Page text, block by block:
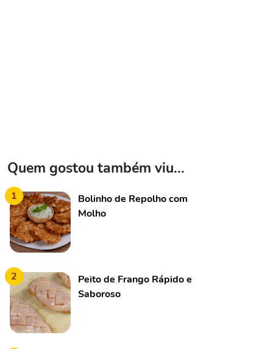
Quem gostou também viu...
1
Bolinho de Repolho com
Molho
2
Peito de Frango Rápido e
Saboroso